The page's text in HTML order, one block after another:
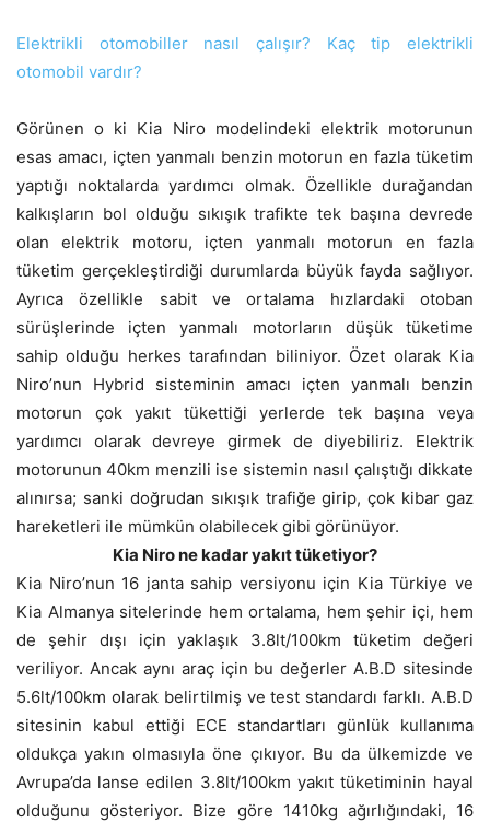
Elektrikli otomobiller nasıl çalışır? Kaç tip elektrikli
otomobil vardır?
Görünen o ki Kia Niro modelindeki elektrik motorunun
esas amacı, içten yanmalı benzin motorun en fazla tüketim
yaptığı noktalarda yardımcı olmak. Özellikle durağandan
kalkışların bol olduğu sıkışık trafikte tek başına devrede
olan elektrik motoru, içten yanmalı motorun en fazla
tüketim gerçekleştirdiği durumlarda büyük fayda sağlıyor.
Ayrıca özellikle sabit ve ortalama hızlardaki otoban
sürüşlerinde içten yanmalı motorların düşük tüketime
sahip olduğu herkes tarafından biliniyor. Özet olarak Kia
Niro’nun Hybrid sisteminin amacı içten yanmalı benzin
motorun çok yakıt tükettiği yerlerde tek başına veya
yardımcı olarak devreye girmek de diyebiliriz. Elektrik
motorunun 40km menzili ise sistemin nasıl çalıştığı dikkate
alınırsa; sanki doğrudan sıkışık trafiğe girip, çok kibar gaz
hareketleri ile mümkün olabilecek gibi görünüyor.
Kia Niro ne kadar yakıt tüketiyor?
Kia Niro’nun 16 janta sahip versiyonu için Kia Türkiye ve
Kia Almanya sitelerinde hem ortalama, hem şehir içi, hem
de şehir dışı için yaklaşık 3.8lt/100km tüketim değeri
veriliyor. Ancak aynı araç için bu değerler A.B.D sitesinde
5.6lt/100km olarak belirtilmiş ve test standardı farklı. A.B.D
sitesinin kabul ettiği ECE standartları günlük kullanıma
oldukça yakın olmasıyla öne çıkıyor. Bu da ülkemizde ve
Avrupa’da lanse edilen 3.8lt/100km yakıt tüketiminin hayal
olduğunu gösteriyor. Bize göre 1410kg ağırlığındaki, 16